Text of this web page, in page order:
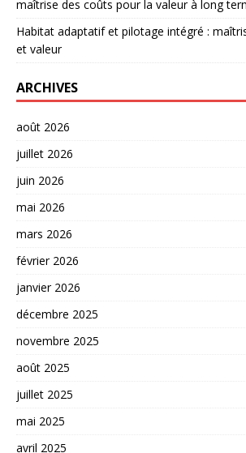
maîtrise des coûts pour la valeur à long
Habitat adaptatif et pilotage intégré :
et valeur
ARCHIVES
août 2026
juillet 2026
juin 2026
mai 2026
mars 2026
février 2026
janvier 2026
décembre 2025
novembre 2025
août 2025
juillet 2025
mai 2025
avril 2025